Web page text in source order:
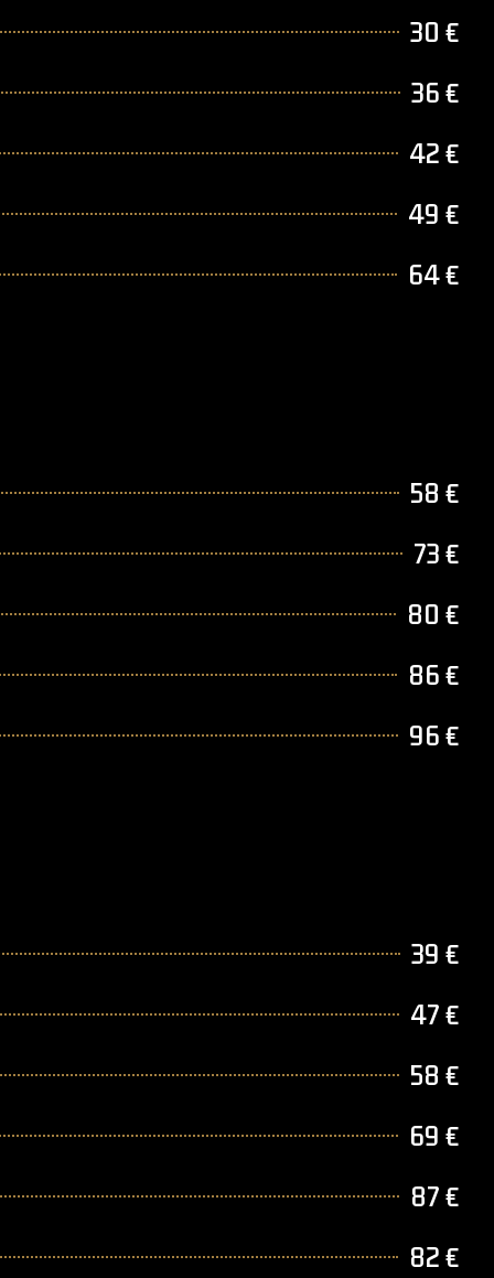
30 €
36 €
42 €
49 €
64 €
58 €
73 €
80 €
86 €
96 €
39 €
47 €
58 €
69 €
87 €
82 €